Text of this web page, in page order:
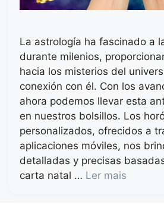
La astrología ha fascinado a
durante milenios,
hacia los misterios del
conexión con él. Con los
ahora podemos llevar esta
en nuestros bolsillos. Los
personalizados, ofrecidos a
aplicaciones móviles, nos
detalladas y precisas
carta natal … Ler mais